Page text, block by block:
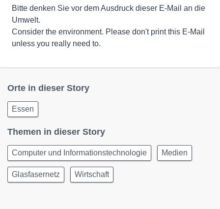
Bitte denken Sie vor dem Ausdruck dieser E-Mail an die
Umwelt.
Consider the environment. Please don't print this E-Mail
unless you really need to.
Orte in dieser Story
Essen
Themen in dieser Story
Computer und Informationstechnologie Medien
Glasfasernetz Wirtschaft